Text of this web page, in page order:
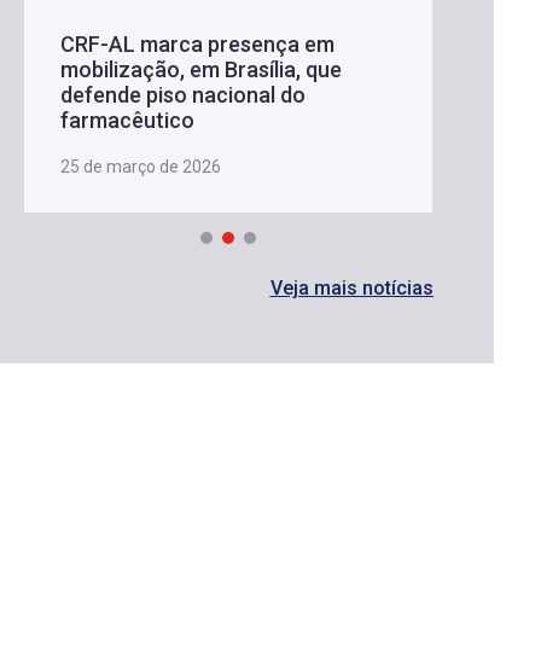
CRF-AL marca presença em
mobilização, em Brasília, que
defende piso nacional do
farmacêutico
25 de março de 2026
Veja mais notícias